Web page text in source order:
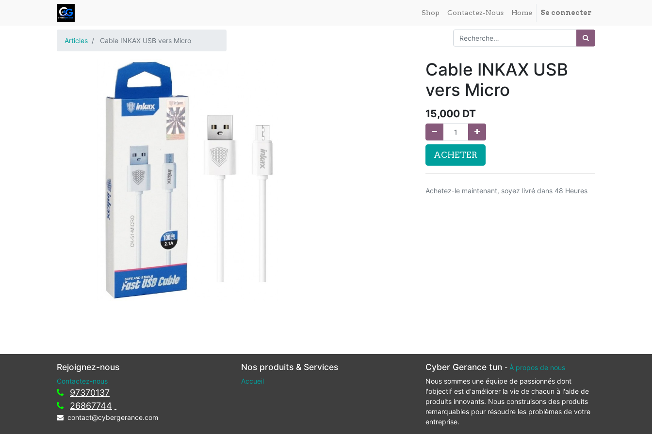
Shop Contactez-Nous Home Se connecter
Articles Cable INKAX USB vers Micro
Cable INKAX USB
vers Micro
15,000 DT
ACHETER
Achetez-le maintenant, soyez livré dans 48 Heures
Rejoignez-nous
Contactez-nous
97370137
26867744
contact@cybergerance.com
Nos produits & Services
Accueil
Cyber Gerance tun - À propos de nous
Nous sommes une équipe de passionnés dont
l'objectif est d'améliorer la vie de chacun à l'aide de
produits innovants. Nous construisons des produits
remarquables pour résoudre les problèmes de votre
entreprise.